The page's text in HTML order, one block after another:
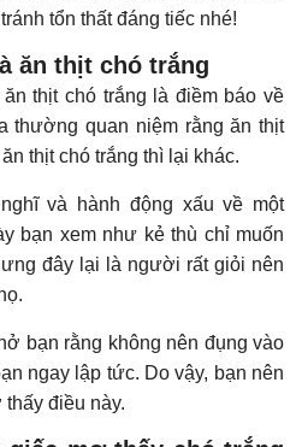
tổn thất đáng tiếc nhé!
ăn thịt chó trắng
thịt chó trắng là điềm báo về
thường quan niệm rằng ăn thịt
thịt chó trắng thì lại khác.
và hành động xấu về một
bạn xem như kẻ thù chỉ muốn
đây lại là người rất giỏi nên
bạn rằng không nên đụng vào
ngay lập tức. Do vậy, bạn nên
điều này.